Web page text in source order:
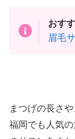
おす
眉毛
まつげの長さ
福岡でも人気